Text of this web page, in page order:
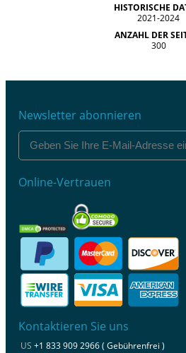
HISTORISCHE
2021-2024
ANZAHL DER
300
Newsletter abonnieren
Online-Vertrauen
Kontaktieren Sie uns
US +1 833 909 2966 ( Gebührenfrei )